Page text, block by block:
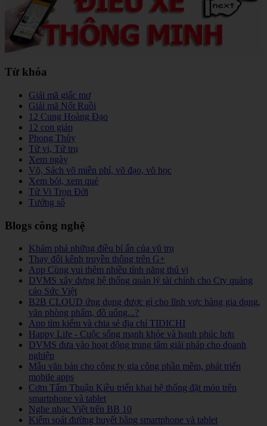
Từ khóa
Giải mã giấc mơ
Giải mã Nốt Ruồi
12 Cung Hoàng Đạo
12 con giáp
Phong Thủy
Tử vi, Tứ trụ
Xem ngày
Võ, Sách võ miễn phí, võ đạo, võ học
Xem bói, xem quẻ
Tử Vi Trọn Đời
Tướng số
Blogs công nghệ
Khám phá những điều bí ẩn của vũ trụ
Thay đổi kênh truyền thông trên G+
App Cùng vui thêm nhiều tính năng thú vị
DVMS xây dựng hệ thống quản lý tài chính cho Cty quảng
cáo Sức Việt
B2B CLOUD ứng dụng được gì cho lĩnh vực hàng gia dụng,
văn phòng phẩm, đồ uống...?
App tìm kiếm và chia sẻ địa chỉ TIDICHI
Happy Life - Cuộc sống mạnh khỏe và hạnh phúc hơn
DVMS đưa vào hoạt động trung tâm giải pháp cho doanh
nghiệp
Mẫu văn bản cho công ty gia công phần mềm, phát triển
mobile apps
Cơm Tấm Thuận Kiều triển khai hệ thống đặt món trên
smartphone và tablet
Nghe nhạc Việt trên BB 10
Kiểm soát đường huyết bằng smartphone và tablet